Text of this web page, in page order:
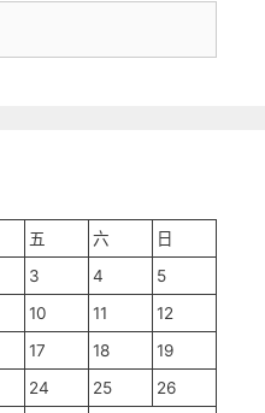
五 六
日
3 4
5
10 11
12
17 18
19
24 25
26